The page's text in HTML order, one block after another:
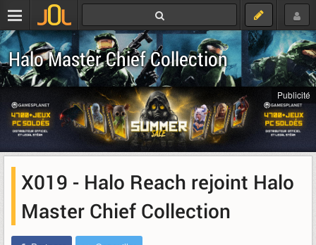
Halo Master Chief Collection
Publicité
X019 - Halo Reach rejoint Halo
Master Chief Collection